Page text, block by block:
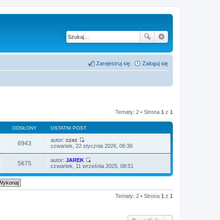
Zaloguj się
Zarejestruj się
Tematy: 2 • Strona 1 z 1
ODSŁONY OSTATNI POST
6943 autor: czez
W
ś
w
i
e
n
czwartek, 22 stycznia 2026, 06:36
5675 autor: JAREK
W
ś
i
czwartek, 11 września 2025, 08:51
Tematy: 2 • Strona 1 z 1